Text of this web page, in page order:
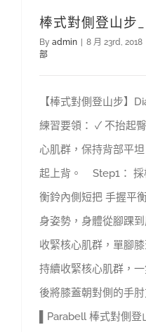
棒式對側登山步
By admin | 8 月 23rd, 2018
部
【棒式對側登山步】
練習要領： ✓ 不抬起
心肌群，保持背部平
起上背。 Step1： 採
衡鈴內側短把 手握平
身姿勢，身體從腳踝
收緊核心肌群，單腳
持續收緊核心肌群，
後將膝蓋朝對側的手
▌Parabell 棒式對側